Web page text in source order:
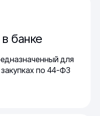
банке
для
по 44-ФЗ